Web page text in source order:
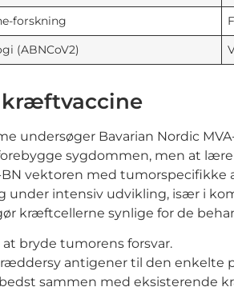
forskning
(ABNCoV2)
kræftvaccine
undersøger Bavarian Nordic
sygdommen, men at
vektoren med
under intensiv udvikling, især i
kræftcellerne synlige for de
bryde tumorens forsvar.
antigener til den enkelte
sammen med eksisterende